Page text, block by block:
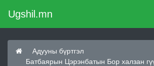
Ugshil.mn
Адууны бүртгэл
Батбаярын Цэрэнбатын Бор халзан